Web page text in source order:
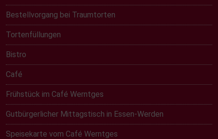
Bestellvorgang bei Traumtorten
Tortenfüllungen
Bistro
Café
Frühstück im Café Werntges
Gutbürgerlicher Mittagstisch in Essen-Werden
Speisekarte vom Café Werntges